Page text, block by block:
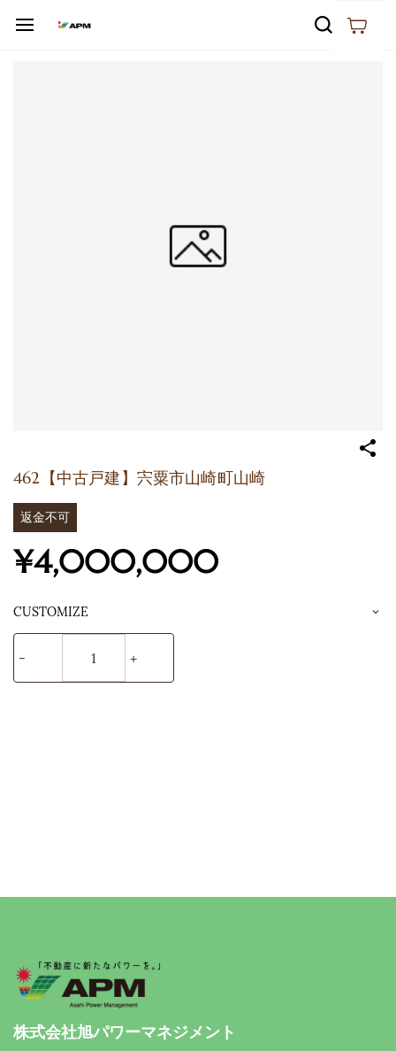
main
462【中古戸建】宍粟市山崎町山崎
返金不可
¥4,000,000
CUSTOMIZE
株式会社旭パワーマネジメント